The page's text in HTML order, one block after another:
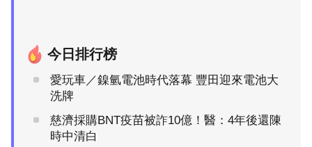
今日排行榜
愛玩車／鎳氫電池時代落幕 豐田迎來電池大
洗牌
慈濟採購BNT疫苗被詐10億！醫：4年後還陳
時中清白